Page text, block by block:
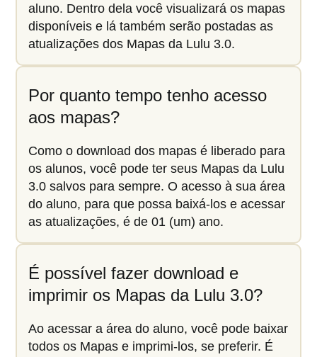
aluno. Dentro dela você visualizará os mapas
disponíveis e lá também serão postadas as
atualizações dos Mapas da Lulu 3.0.
Por quanto tempo tenho acesso
aos mapas?
Como o download dos mapas é liberado para
os alunos, você pode ter seus Mapas da Lulu
3.0 salvos para sempre. O acesso à sua área
do aluno, para que possa baixá-los e acessar
as atualizações, é de 01 (um) ano.
É possível fazer download e
imprimir os Mapas da Lulu 3.0?
Ao acessar a área do aluno, você pode baixar
todos os Mapas e imprimi-los, se preferir. É